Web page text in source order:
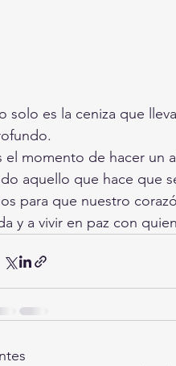
solo es la ceniza que
el momento de hacer un
aquello que hace que
para que nuestro
y a vivir en paz con